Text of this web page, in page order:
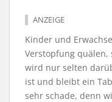
ANZEIGE
Kinder und
Verstopfung quälen,
wird nur selten
ist und bleibt ein
sehr schade, denn